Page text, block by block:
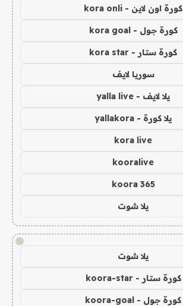
كورة اون لاين - kora onli
كورة جول - kora goal
كورة ستار - kora star
سوريا لايف
يلا لايف - yalla live
يلا كورة - yallakora
kora live
kooralive
koora 365
يلا شوت
!
يلا شوت
كورة ستار - koora-star
كورة جول - koora-goal